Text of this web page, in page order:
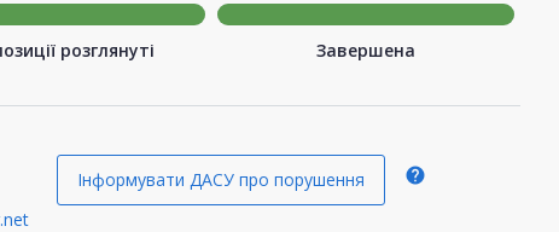
розглянуті Завершена
Інформувати ДАСУ про порушення help